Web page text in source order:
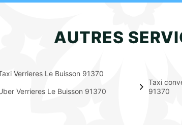
AUTRES
Verrieres Le Buisson 91370
Verrieres Le Buisson 91370
Taxi
91370